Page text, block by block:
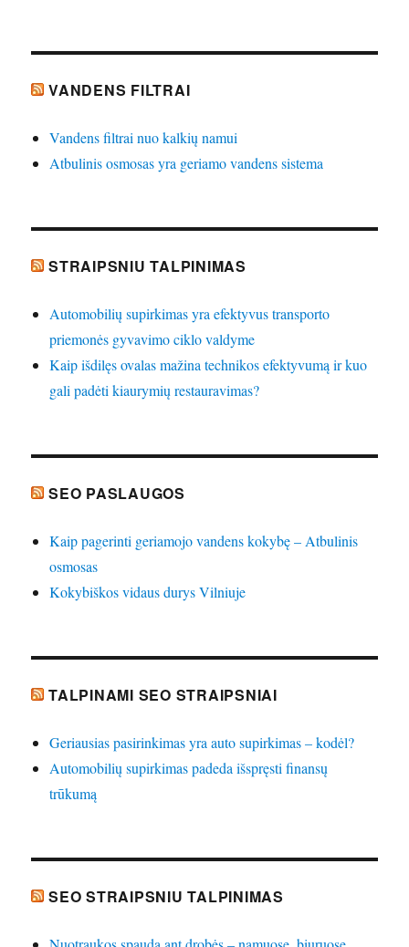
VANDENS FILTRAI
Vandens filtrai nuo kalkių namui
Atbulinis osmosas yra geriamo vandens sistema
STRAIPSNIU TALPINIMAS
Automobilių supirkimas yra efektyvus transporto
priemonės gyvavimo ciklo valdyme
Kaip išdilęs ovalas mažina technikos efektyvumą ir kuo
gali padėti kiaurymių restauravimas?
SEO PASLAUGOS
Kaip pagerinti geriamojo vandens kokybę – Atbulinis
osmosas
Kokybiškos vidaus durys Vilniuje
TALPINAMI SEO STRAIPSNIAI
Geriausias pasirinkimas yra auto supirkimas – kodėl?
Automobilių supirkimas padeda išspręsti finansų
trūkumą
SEO STRAIPSNIU TALPINIMAS